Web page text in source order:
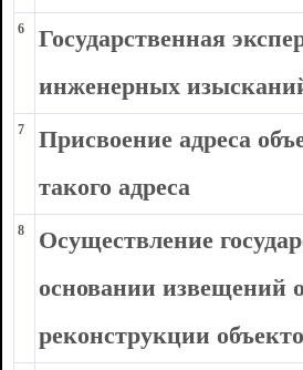
6
Государственная
инженерных
7
Присвоение адреса
такого адреса
8
Осуществление
основании извещений
реконструкции